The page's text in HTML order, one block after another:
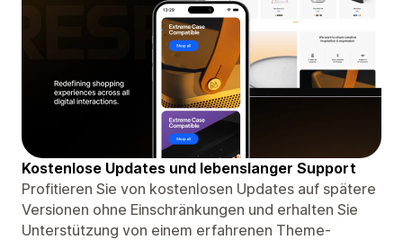
Kostenlose Updates und lebenslanger Support
Profitieren Sie von kostenlosen Updates auf spätere
Versionen ohne Einschränkungen und erhalten Sie
Unterstützung von einem erfahrenen Theme-